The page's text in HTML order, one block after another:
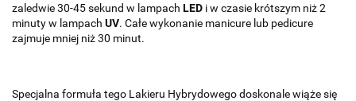
zaledwie 30-45 sekund w lampach LED i w czasie krótszym niż 2
minuty w lampach UV. Całe wykonanie manicure lub pedicure
zajmuje mniej niż 30 minut.
Specjalna formuła tego Lakieru Hybrydowego doskonale wiąże się